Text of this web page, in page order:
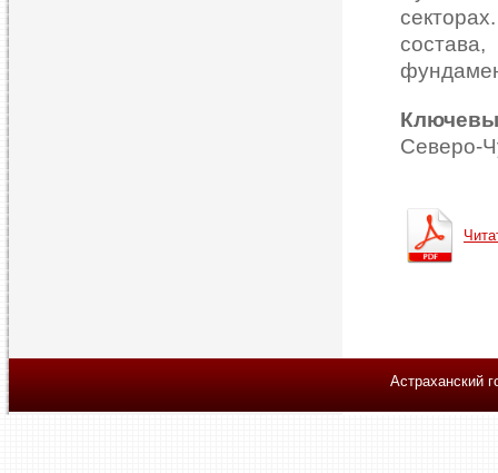
Северо-
Астраханский